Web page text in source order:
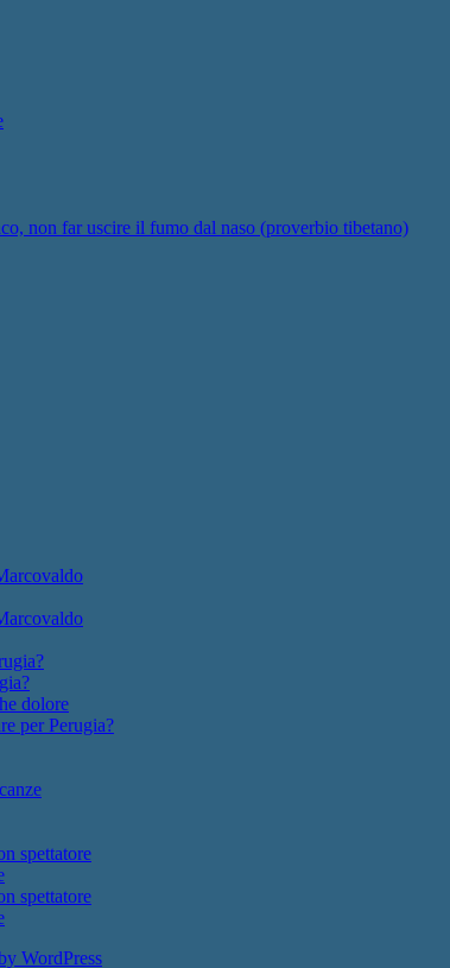
non far uscire il fumo dal naso (proverbio tibetano)
dolore
per Perugia?
spettatore
spettatore
WordPress